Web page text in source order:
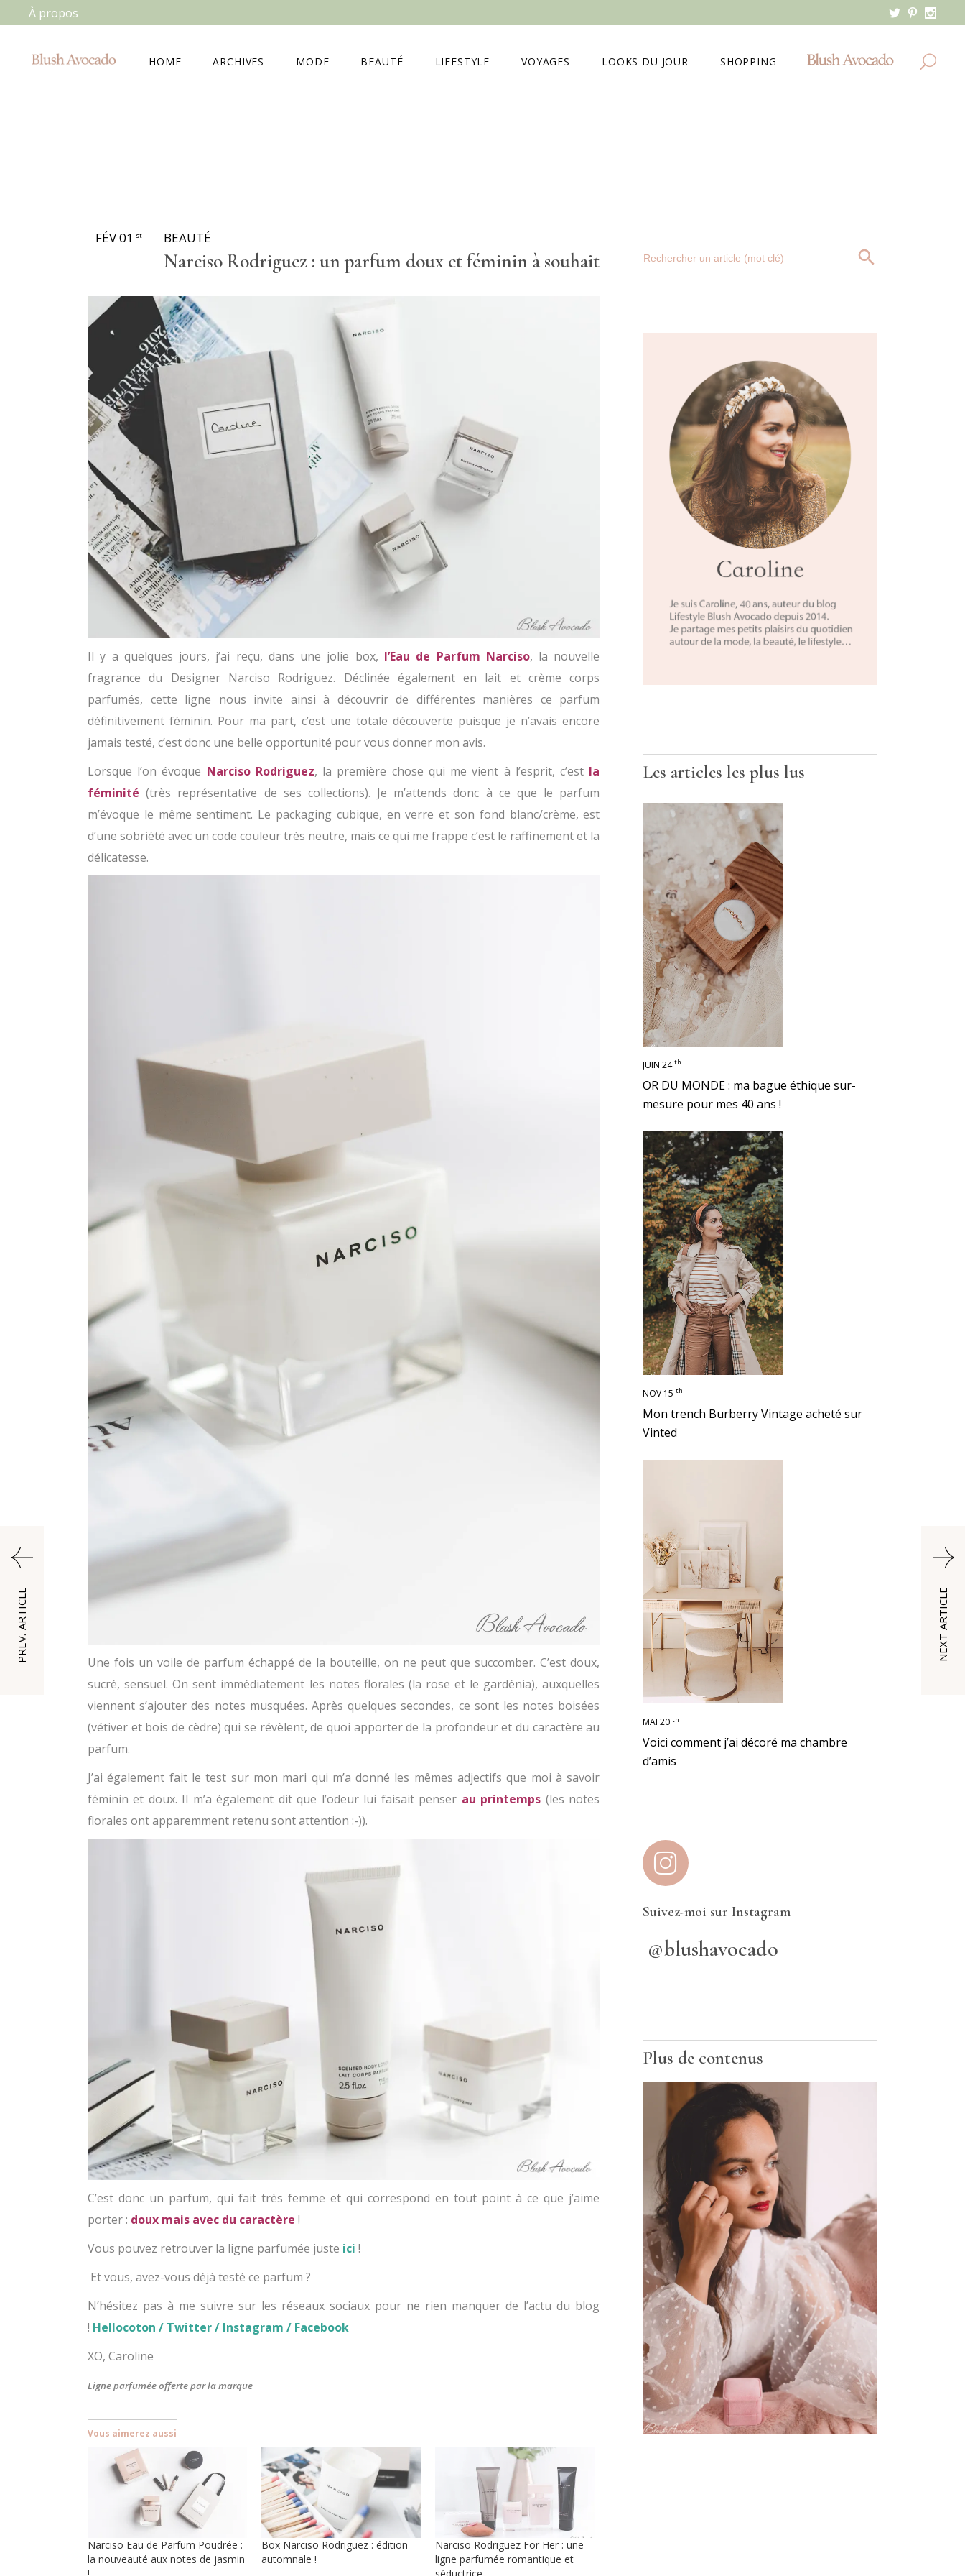
À propos
HOME ARCHIVES MODE BEAUTÉ LIFESTYLE VOYAGES LOOKS DU JOUR SHOPPING
FÉV 01 st BEAUTÉ
Narciso Rodriguez : un parfum doux et féminin à souhait
Il y a quelques jours, j’ai reçu, dans une jolie box, l’Eau de Parfum Narciso, la nouvelle
fragrance du Designer Narciso Rodriguez. Déclinée également en lait et crème corps
parfumés, cette ligne nous invite ainsi à découvrir de différentes manières ce parfum
définitivement féminin. Pour ma part, c’est une totale découverte puisque je n’avais encore
jamais testé, c’est donc une belle opportunité pour vous donner mon avis.
Lorsque l’on évoque Narciso Rodriguez, la première chose qui me vient à l’esprit, c’est la
féminité (très représentative de ses collections). Je m’attends donc à ce que le parfum
m’évoque le même sentiment. Le packaging cubique, en verre et son fond blanc/crème, est
d’une sobriété avec un code couleur très neutre, mais ce qui me frappe c’est le raffinement et la
délicatesse.
Une fois un voile de parfum échappé de la bouteille, on ne peut que succomber. C’est doux,
sucré, sensuel. On sent immédiatement les notes florales (la rose et le gardénia), auxquelles
viennent s’ajouter des notes musquées. Après quelques secondes, ce sont les notes boisées
(vétiver et bois de cèdre) qui se révèlent, de quoi apporter de la profondeur et du caractère au
parfum.
J’ai également fait le test sur mon mari qui m’a donné les mêmes adjectifs que moi à savoir
féminin et doux. Il m’a également dit que l’odeur lui faisait penser au printemps (les notes
florales ont apparemment retenu sont attention :-)).
C’est donc un parfum, qui fait très femme et qui correspond en tout point à ce que j’aime
porter : doux mais avec du caractère !
Vous pouvez retrouver la ligne parfumée juste ici !
Et vous, avez-vous déjà testé ce parfum ?
N’hésitez pas à me suivre sur les réseaux sociaux pour ne rien manquer de l’actu du blog
! Hellocoton / Twitter/ Instagram / Facebook
XO, Caroline
Ligne parfumée offerte par la marque
Vous aimerez aussi
Narciso Eau de Parfum Poudrée :
la nouveauté aux notes de jasmin
Box Narciso Rodriguez : édition
automnale !
Narciso Rodriguez For Her : une
ligne parfumée romantique et
for:
SEARCH BUTTON
Les articles les plus lus
JUIN 24 th
OR DU MONDE : ma bague éthique sur-
mesure pour mes 40 ans !
NOV 15 th
Mon trench Burberry Vintage acheté sur
Vinted
MAI 20 th
Voici comment j’ai décoré ma chambre
d’amis
Suivez-moi sur Instagram
@blushavocado
Plus de contenus
PREV. ARTICLE NEXT ARTICLE